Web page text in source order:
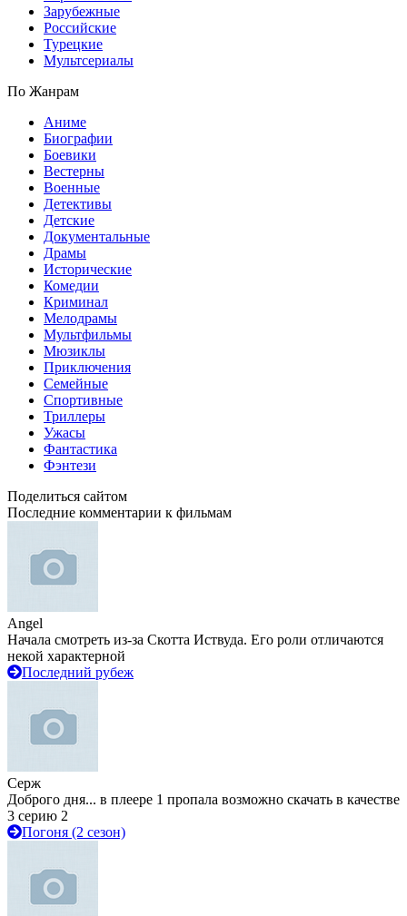
Зарубежные
Российские
Турецкие
Мультсериалы
По Жанрам
Аниме
Биографии
Боевики
Вестерны
Военные
Детективы
Детские
Документальные
Драмы
Исторические
Комедии
Криминал
Мелодрамы
Мультфильмы
Мюзиклы
Приключения
Семейные
Спортивные
Триллеры
Ужасы
Фантастика
Фэнтези
Поделиться сайтом
Последние комментарии к фильмам
Angel
Начала смотреть из-за Скотта Иствуда. Его роли отличаются
некой характерной
Последний рубеж
Серж
Доброго дня... в плеере 1 пропала возможно скачать в качестве
3 серию 2
Погоня (2 сезон)